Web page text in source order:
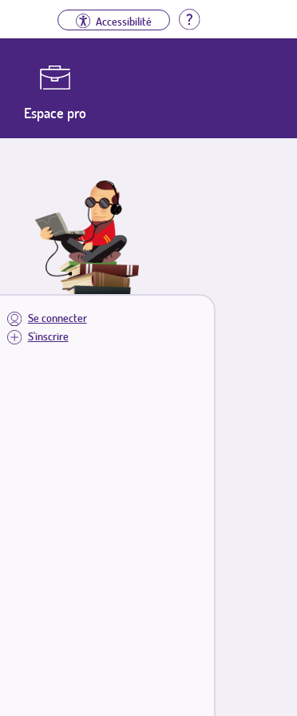
Accessibilité Aide
Espace pro
Se connecter
S'inscrire